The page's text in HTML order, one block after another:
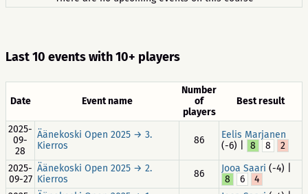
Last 10 events with 10+ players
Date Event name
Number
of
players
Best result
2025-
09-
28
Äänekoski Open 2025 → 3.
Kierros
86
Eelis Marjanen
(-6) |
8 8
2
2025-
09-27
Äänekoski Open 2025 → 2.
Kierros
86 Jooa Saari (-4) |
8
6
4